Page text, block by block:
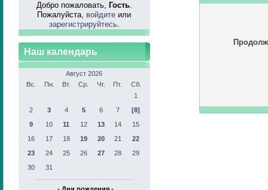
Добро пожаловать, Гость.
Пожалуйста, войдите или
зарегистрируйтесь.
Наш календарь
Август 2026
Вс.
Пн. Вт. Ср. Чт. Пт.
Сб.
1
2
3 4 5 6 7
[8]
9
10 11 12 13 14
15
16
17 18 19 20 21
22
23
24 25 26 27 28
29
30
31